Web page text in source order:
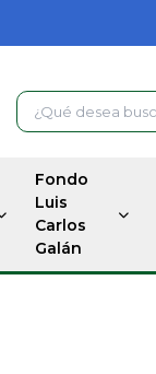
Fondo
Luis
Carlos
Galán